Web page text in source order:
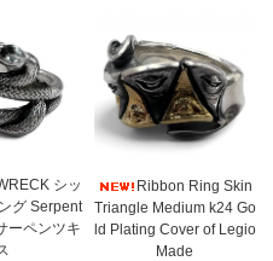
シッ
グ Serpent
ーペンツキ
Ribbon Ring Skin
Triangle Medium k24 Go
ld Plating Cover of Legio
Made